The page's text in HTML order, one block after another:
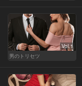
Vol.1
男のトリセツ